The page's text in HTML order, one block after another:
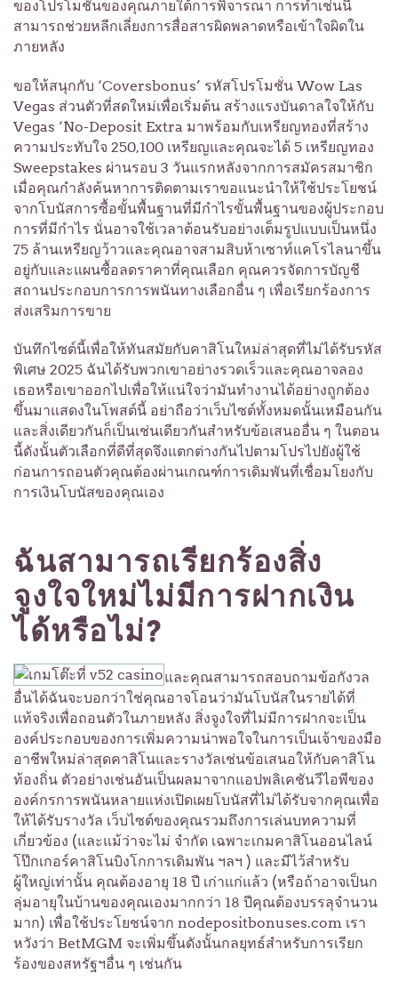
ของโปรโมชั่นของคุณภายใต้การพิจารณา การทำเช่นนี้
สามารถช่วยหลีกเลี่ยงการสื่อสารผิดพลาดหรือเข้าใจผิดใน
ภายหลัง
ขอให้สนุกกับ ‘Coversbonus’ รหัสโปรโมชั่น Wow Las
Vegas ส่วนตัวที่สดใหม่เพื่อเริ่มต้น สร้างแรงบันดาลใจให้กับ
Vegas ‘No-Deposit Extra มาพร้อมกับเหรียญทองที่สร้าง
ความประทับใจ 250,100 เหรียญและคุณจะได้ 5 เหรียญทอง
Sweepstakes ผ่านรอบ 3 วันแรกหลังจากการสมัครสมาชิก
เมื่อคุณกำลังค้นหาการติดตามเราขอแนะนำให้ใช้ประโยชน์
จากโบนัสการซื้อขั้นพื้นฐานที่มีกำไรขั้นพื้นฐานของผู้ประกอบ
การที่มีกำไร นั่นอาจใช้เวลาต้อนรับอย่างเต็มรูปแบบเป็นหนึ่ง
75 ล้านเหรียญว้าวและคุณอาจสามสิบห้าเซาท์แคโรไลนาขึ้น
อยู่กับและแผนซื้อลดราคาที่คุณเลือก คุณควรจัดการบัญชี
สถานประกอบการการพนันทางเลือกอื่น ๆ เพื่อเรียกร้องการ
ส่งเสริมการขาย
บันทึกไซต์นี้เพื่อให้ทันสมัยกับคาสิโนใหม่ล่าสุดที่ไม่ได้รับรหัส
พิเศษ 2025 ฉันได้รับพวกเขาอย่างรวดเร็วและคุณอาจลอง
เธอหรือเขาออกไปเพื่อให้แน่ใจว่ามันทำงานได้อย่างถูกต้อง
ขึ้นมาแสดงในโพสต์นี้ อย่าถือว่าเว็บไซต์ทั้งหมดนั้นเหมือนกัน
และสิ่งเดียวกันก็เป็นเช่นเดียวกันสำหรับข้อเสนออื่น ๆ ในตอน
นี้ดังนั้นตัวเลือกที่ดีที่สุดจึงแตกต่างกันไปตามโปรไปยังผู้ใช้
ก่อนการถอนตัวคุณต้องผ่านเกณฑ์การเดิมพันที่เชื่อมโยงกับ
การเงินโบนัสของคุณเอง
ฉันสามารถเรียกร้องสิ่ง
จูงใจใหม่ไม่มีการฝากเงิน
ได้หรือไม่?
และคุณสามารถสอบถามข้อกังวล
อื่นได้ฉันจะบอกว่าใช่คุณอาจโอนว่ามันโบนัสในรายได้ที่
แท้จริงเพื่อถอนตัวในภายหลัง สิ่งจูงใจที่ไม่มีการฝากจะเป็น
องค์ประกอบของการเพิ่มความน่าพอใจในการเป็นเจ้าของมือ
อาชีพใหม่ล่าสุดคาสิโนและรางวัลเช่นข้อเสนอให้กับคาสิโน
ท้องถิ่น ตัวอย่างเช่นอันเป็นผลมาจากแอปพลิเคชันวีไอพีของ
องค์กรการพนันหลายแห่งเปิดเผยโบนัสที่ไม่ได้รับจากคุณเพื่อ
ให้ได้รับรางวัล เว็บไซต์ของคุณรวมถึงการเล่นบทความที่
เกี่ยวข้อง (และแม้ว่าจะไม่ จำกัด เฉพาะเกมคาสิโนออนไลน์
โป๊กเกอร์คาสิโนบิงโกการเดิมพัน ฯลฯ ) และมีไว้สำหรับ
ผู้ใหญ่เท่านั้น คุณต้องอายุ 18 ปี เก่าแก่แล้ว (หรือถ้าอาจเป็นก
ลุ่มอายุในบ้านของคุณเองมากกว่า 18 ปีคุณต้องบรรลุจำนวน
มาก) เพื่อใช้ประโยชน์จาก nodepositbonuses.com เรา
หวังว่า BetMGM จะเพิ่มขึ้นดังนั้นกลยุทธ์สำหรับการเรียก
ร้องของสหรัฐฯอื่น ๆ เช่นกัน